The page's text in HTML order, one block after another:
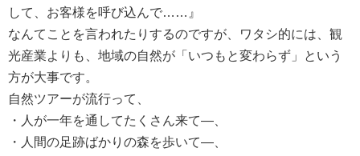
して、お客様を呼び込んで……』
なんてことを言われたりするのですが、ワタシ的には、観
光産業よりも、地域の自然が「いつもと変わらず」という
方が大事です。
自然ツアーが流行って、
・人が一年を通してたくさん来て―、
・人間の足跡ばかりの森を歩いて―、